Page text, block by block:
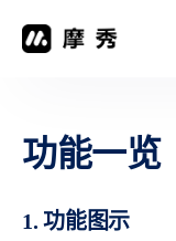
文档
解决方案
功能一览
1. 功能图示